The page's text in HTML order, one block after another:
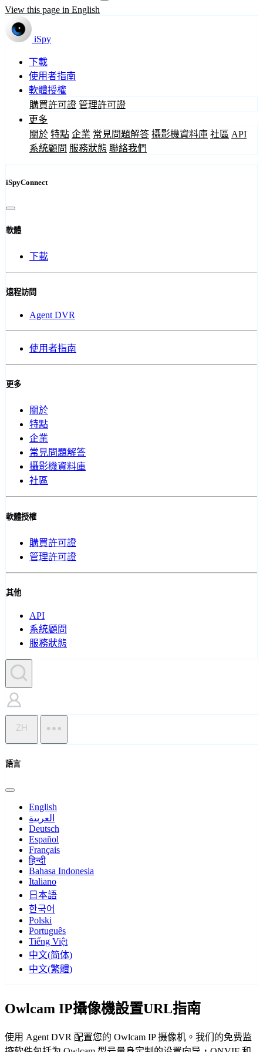
View this page in English
iSpy
下載
使用者指南
軟體授權
購買許可證 管理許可證
更多
關於 特點 企業 常見問題解答 攝影機資料庫 社區 API
系統顧問 服務狀態 聯絡我們
iSpyConnect
軟體
下載
遠程訪問
Agent DVR
使用者指南
更多
關於
特點
企業
常見問題解答
攝影機資料庫
社區
軟體授權
購買許可證
管理許可證
其他
API
系統顧問
服務狀態
ZH
語言
English
العربية
Deutsch
Español
Français
हिन्दी
Bahasa Indonesia
Italiano
日本語
한국어
Polski
Português
Tiếng Việt
中文(简体)
中文(繁體)
Owlcam IP攝像機設置URL指南
使用 Agent DVR 配置您的 Owlcam IP 摄像机。我们的免费监